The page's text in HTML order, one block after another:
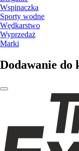
Wspinaczka
Sporty wodne
Wędkarstwo
Wyprzedaż
Marki
Dodawanie do